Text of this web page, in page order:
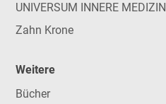
UNIVERSUM INNERE MEDIZIN
Zahn Krone
Weitere
Bücher